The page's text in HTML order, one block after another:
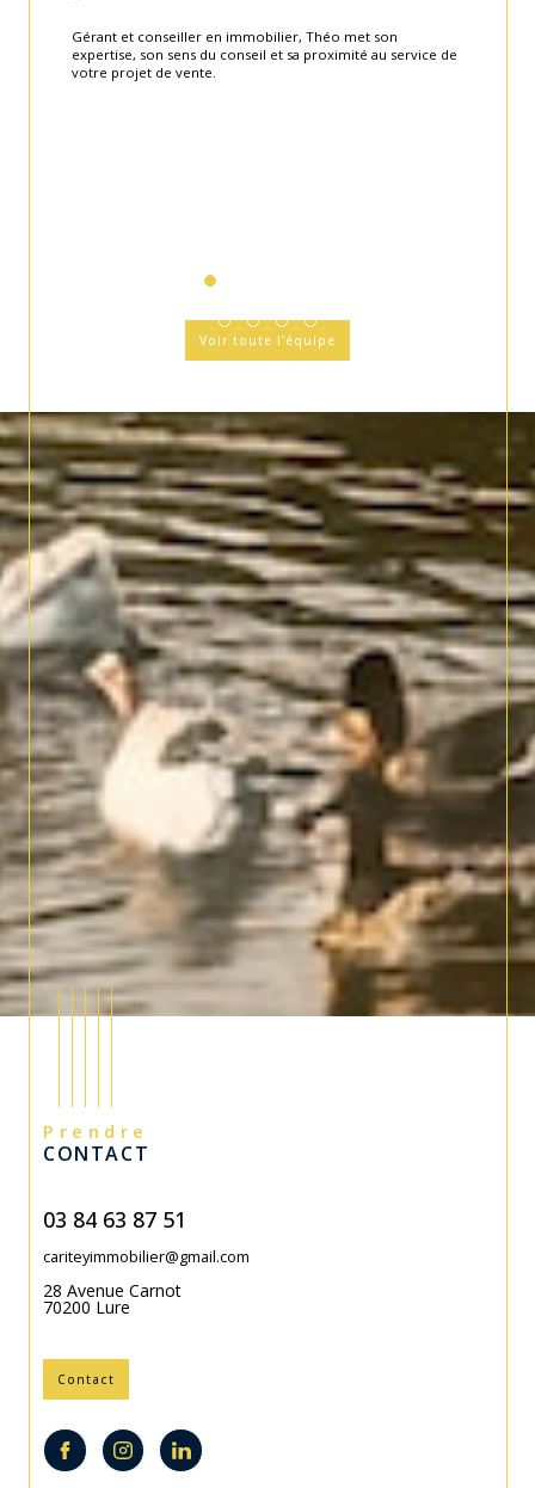
Fondateur de l'agence en 2003, Guillaume apporte toute
son expérience et savoir-faire au service de l'équipe.
Voir toute l'équipe
Prendre
CONTACT
03 84 63 87 51
cariteyimmobilier@gmail.com
28 Avenue Carnot
70200 Lure
Contact